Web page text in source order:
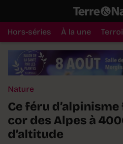
Hors-séries À la une
Nature
Ce féru
cor des Alpes à
d’altitude